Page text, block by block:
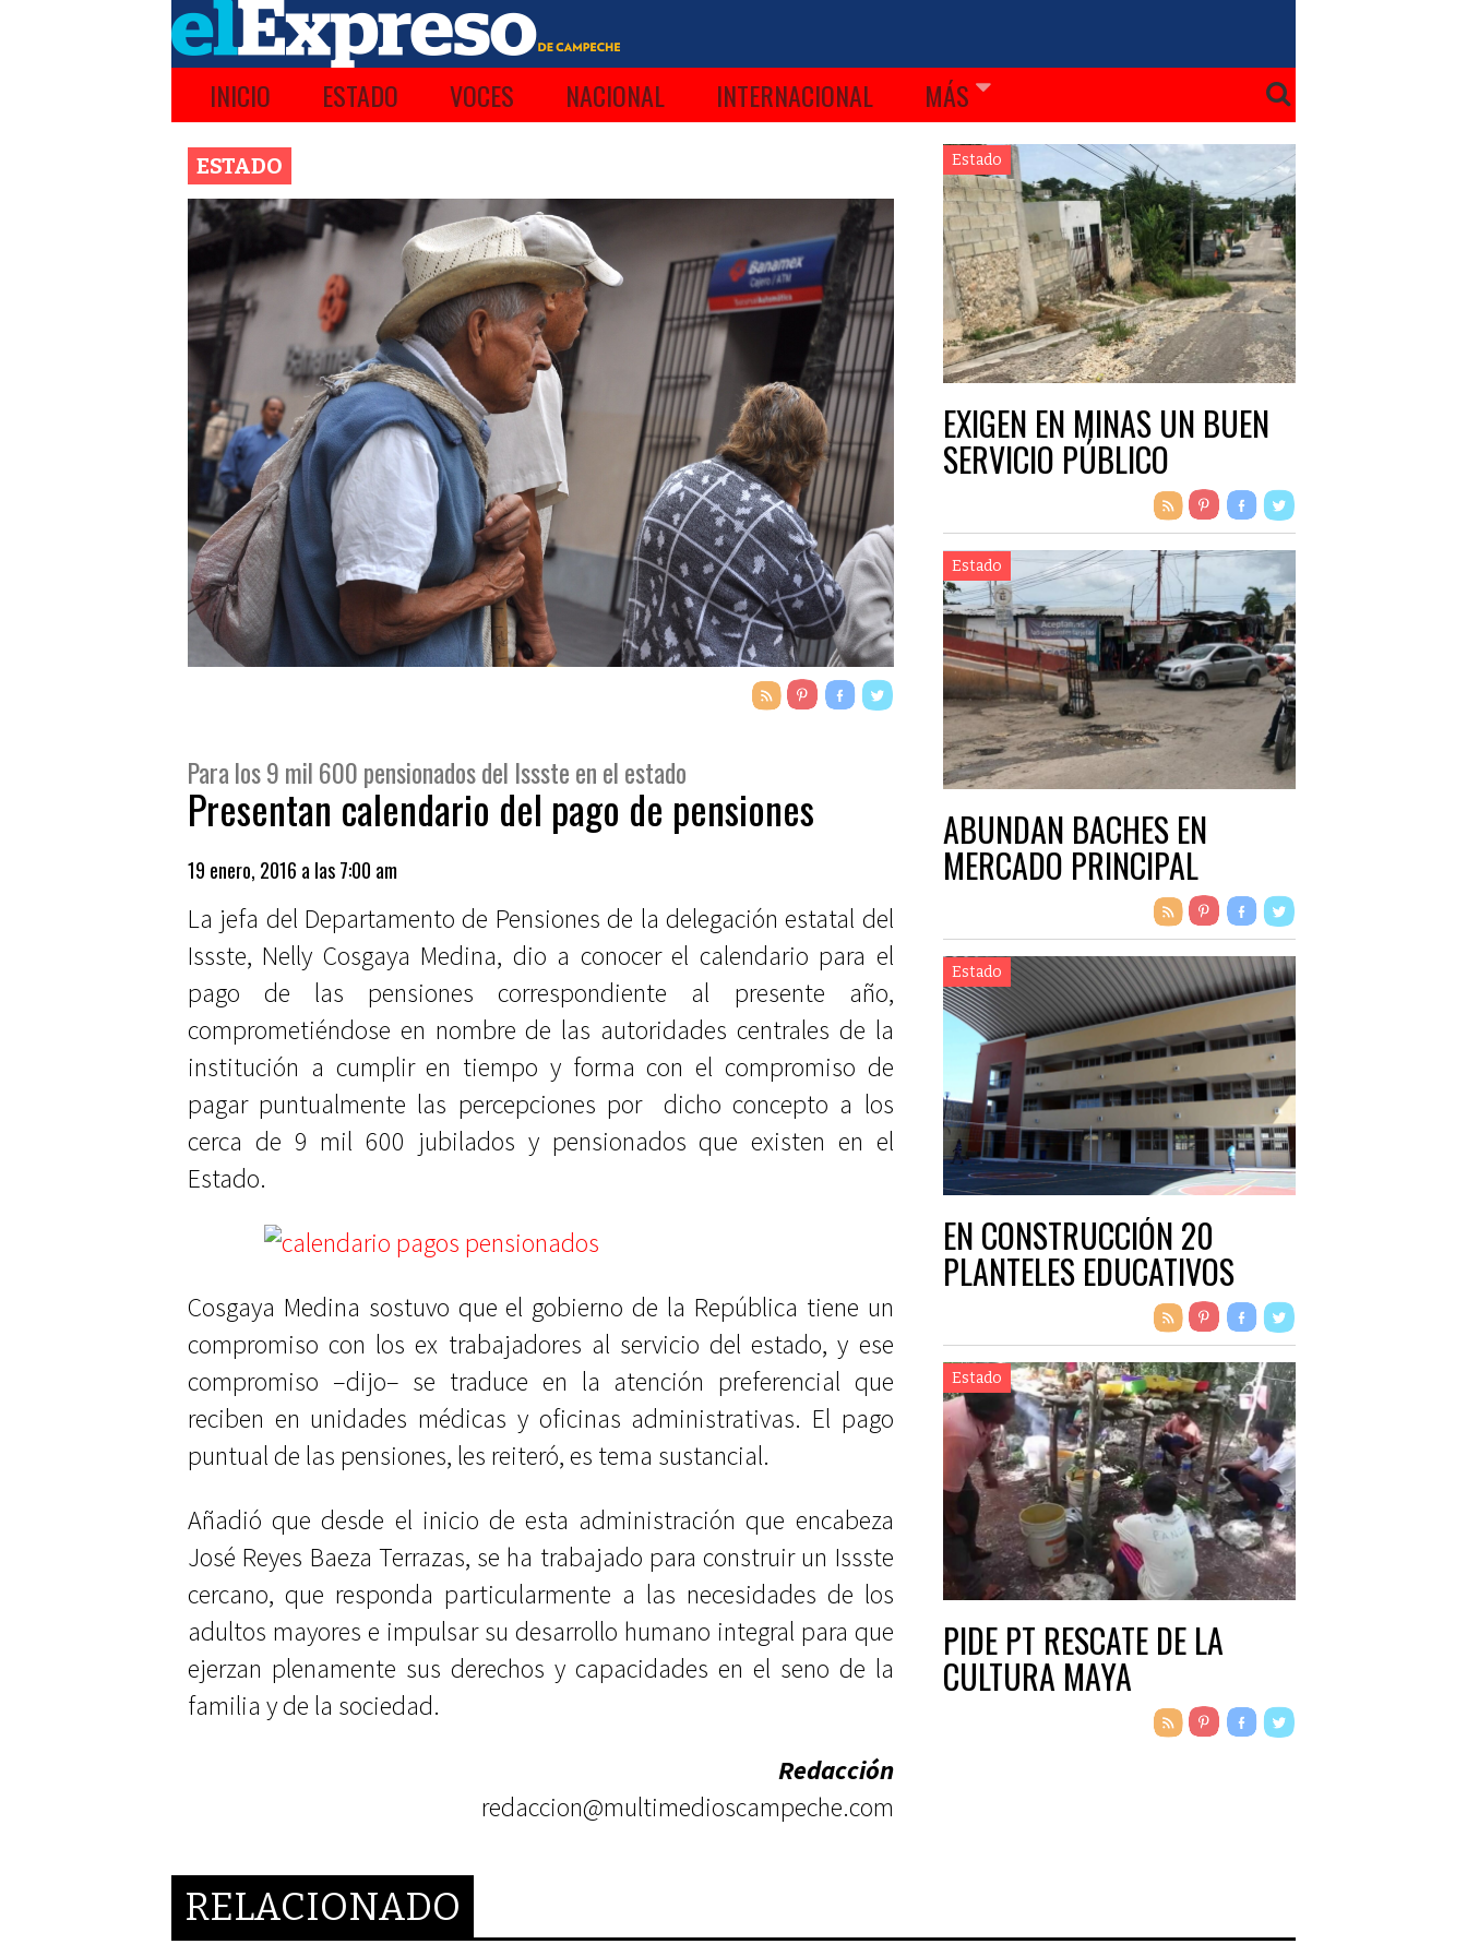
INICIO ESTADO VOCES NACIONAL INTERNACIONAL MÁS
ESTADO
Para los 9 mil 600 pensionados del Issste en el estado
Presentan calendario del pago de pensiones
19 enero, 2016 a las 7:00 am
La jefa del Departamento de Pensiones de la delegación estatal del
Issste, Nelly Cosgaya Medina, dio a conocer el calendario para el
pago de las pensiones correspondiente al presente año,
comprometiéndose en nombre de las autoridades centrales de la
institución a cumplir en tiempo y forma con el compromiso de
pagar puntualmente las percepciones por
dicho concepto a los
cerca de 9 mil 600 jubilados y pensionados que existen en el
Estado.
Cosgaya Medina sostuvo que el gobierno de la República tiene un
compromiso con los ex trabajadores al servicio del estado, y ese
compromiso –dijo– se traduce en la atención preferencial que
reciben en unidades médicas y oficinas administrativas. El pago
puntual de las pensiones, les reiteró, es tema sustancial.
Añadió que desde el inicio de esta administración que encabeza
José Reyes Baeza Terrazas, se ha trabajado para construir un Issste
cercano, que responda particularmente a las necesidades de los
adultos mayores e impulsar su desarrollo humano integral para que
ejerzan plenamente sus derechos y capacidades en el seno de la
familia y de la sociedad.
Redacción
redaccion@multimedioscampeche.com
Estado
EXIGEN EN MINAS UN BUEN
SERVICIO PÚBLICO
Estado
ABUNDAN BACHES EN
MERCADO PRINCIPAL
Estado
EN CONSTRUCCIÓN 20
PLANTELES EDUCATIVOS
Estado
PIDE PT RESCATE DE LA
CULTURA MAYA
RELACIONADO